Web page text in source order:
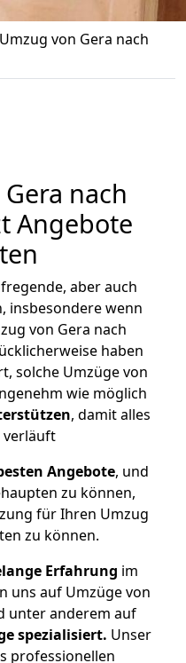
Umzug von Gera nach
nach
Angebote
aber auch
insbesondere wenn
von Gera nach
haben
solche Umzüge von
wie möglich
, damit alles
verläuft
Angebote, und
zu können,
für Ihren Umzug
zu können.
Erfahrung im
uns auf Umzüge von
unter anderem auf
spezialisiert. Unser
professionellen